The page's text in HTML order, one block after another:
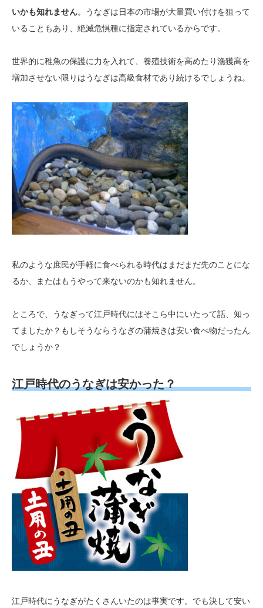
いかも知れません。うなぎは日本の市場が大量買い付けを狙って
いることもあり、絶滅危惧種に指定されているからです。
世界的に稚魚の保護に力を入れて、養殖技術を高めたり漁獲高を
増加させない限りはうなぎは高級食材であり続けるでしょうね。
私のような庶民が手軽に食べられる時代はまだまだ先のことにな
るか、またはもうやって来ないのかも知れません。
ところで、うなぎって江戸時代にはそこら中にいたって話、知っ
てましたか？もしそうならうなぎの蒲焼きは安い食べ物だったん
でしょうか？
江戸時代のうなぎは安かった？
江戸時代にうなぎがたくさんいたのは事実です。でも決して安い